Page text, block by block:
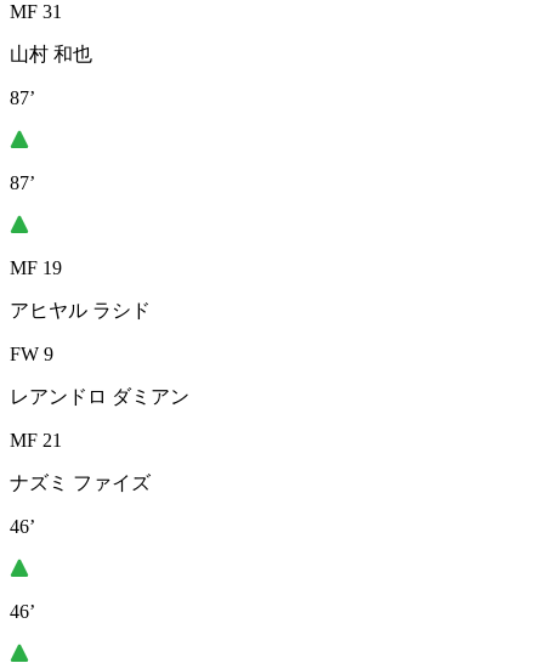
MF 31
山村 和也
87’
87’
MF 19
アヒヤル ラシド
FW 9
レアンドロ ダミアン
MF 21
ナズミ ファイズ
46’
46’